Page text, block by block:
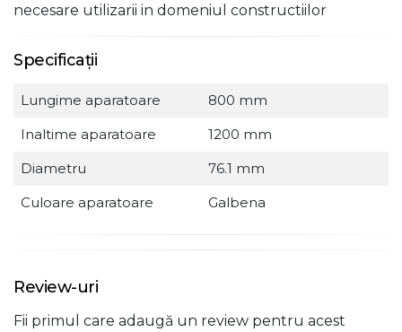
necesare utilizarii in domeniul constructiilor
Specificații
Lungime aparatoare
800 mm
Inaltime aparatoare
1200 mm
Diametru
76.1 mm
Culoare aparatoare
Galbena
Review-uri
Fii primul care adaugă un review pentru acest